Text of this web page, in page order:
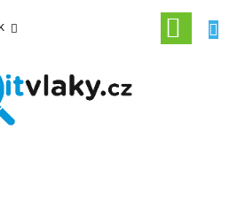
NÁKUPNÍ
KOŠÍK